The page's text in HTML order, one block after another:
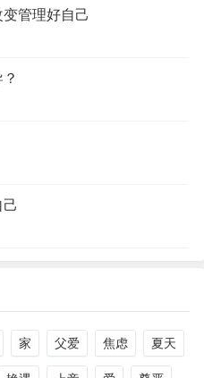
管理好自己
家 父爱 焦虑 夏天